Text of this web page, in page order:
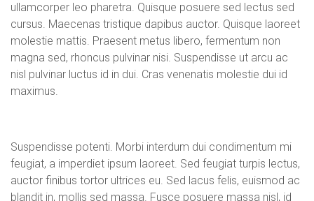
ullamcorper leo pharetra. Quisque posuere sed lectus sed
cursus. Maecenas tristique dapibus auctor. Quisque laoreet
molestie mattis. Praesent metus libero, fermentum non
magna sed, rhoncus pulvinar nisi. Suspendisse ut arcu ac
nisl pulvinar luctus id in dui. Cras venenatis molestie dui id
maximus.
Suspendisse potenti. Morbi interdum dui condimentum mi
feugiat, a imperdiet ipsum laoreet. Sed feugiat turpis lectus,
auctor finibus tortor ultrices eu. Sed lacus felis, euismod ac
blandit in, mollis sed massa. Fusce posuere massa nisl, id